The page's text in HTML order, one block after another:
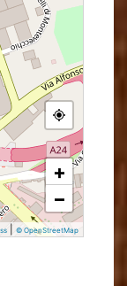
+
−
| © OpenStreetMap